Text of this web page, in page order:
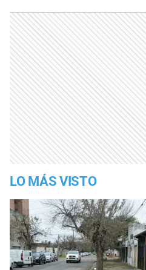
LO MÁS VISTO